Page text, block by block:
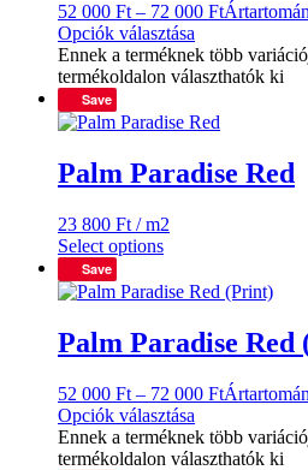
52 000 Ft – 72 000 Ft
Opciók választása
Ennek a terméknek több
termékoldalon választhatók ki
Save
Palm Paradise Red
23 800 Ft / m2
Select options
Save
Palm Paradise Red
52 000 Ft – 72 000 Ft
Opciók választása
Ennek a terméknek több
termékoldalon választhatók ki